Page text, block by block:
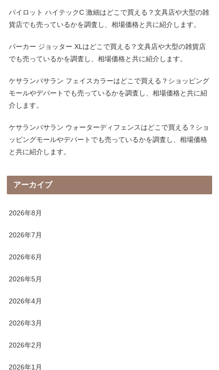
パイロット ハイテックC 激細はどこで買える？文具店や大型の雑
貨店でも売っているかを調査し、相場価格と共に紹介します。
パーカー ジョッター XLはどこで買える？文具店や大型の雑貨店
でも売っているかを調査し、相場価格と共に紹介します。
ケサランパサラン フェイスカラーはどこで買える？ショッピング
モールやデパートでも売っているかを調査し、相場価格と共に紹
介します。
ケサランパサラン ウォーターディフェンスはどこで買える？ショ
ッピングモールやデパートでも売っているかを調査し、相場価格
と共に紹介します。
アーカイブ
2026年8月
2026年7月
2026年6月
2026年5月
2026年4月
2026年3月
2026年2月
2026年1月